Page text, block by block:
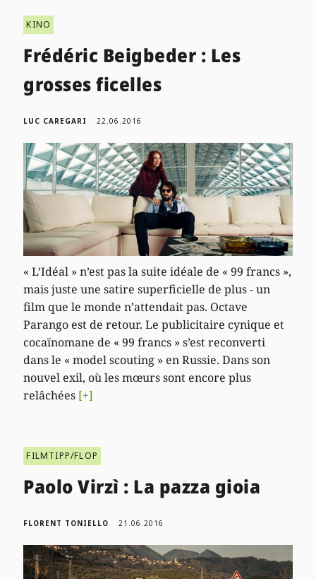
KINO
Frédéric Beigbeder : Les
grosses ficelles
LUC CAREGARI 22.06.2016
« L’Idéal » n’est pas la suite idéale de « 99 francs »,
mais juste une satire superficielle de plus - un
film que le monde n’attendait pas. Octave
Parango est de retour. Le publicitaire cynique et
cocaïnomane de « 99 francs » s’est reconverti
dans le « model scouting » en Russie. Dans son
nouvel exil, où les mœurs sont encore plus
relâchées [+]
FILMTIPP/FLOP
Paolo Virzì : La pazza gioia
FLORENT TONIELLO 21.06.2016